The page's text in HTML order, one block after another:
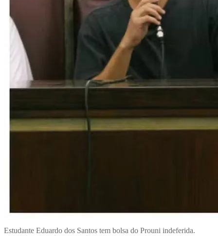
Estudante Eduardo dos Santos tem bolsa do Prouni indeferida.